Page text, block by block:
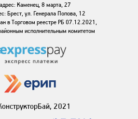
Каменец, 8 марта, 27
Брест, ул. Генерала Попова, 12
в Торговом реестре РБ 07.12.2021,
исполнительным комитетом
2021